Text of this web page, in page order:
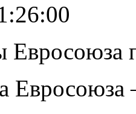
Евросоюза
Евросоюза